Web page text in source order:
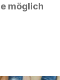
möglich